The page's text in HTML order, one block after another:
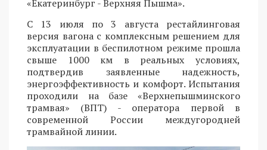
«Екатеринбург - Верхняя Пышма».
С 13 июля по 3 августа рестайлинговая
версия вагона с комплексным решением для
эксплуатации в беспилотном режиме прошла
свыше 1000 км в реальных условиях,
подтвердив заявленные надежность,
энергоэффективность и комфорт. Испытания
проходили на базе «Верхнепышминского
трамвая» (ВПТ) - оператора первой в
современной России междугородней
трамвайной линии.